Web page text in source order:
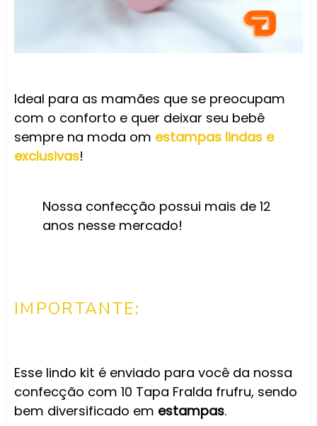
Ideal para as mamães que se preocupam
com o conforto e quer deixar seu bebê
sempre na moda om estampas lindas e
exclusivas!
Nossa confecção possui mais de 12
anos nesse mercado!
IMPORTANTE:
Esse lindo kit é enviado para você da nossa
confecção com 10 Tapa Fralda frufru, sendo
bem diversificado em estampas.